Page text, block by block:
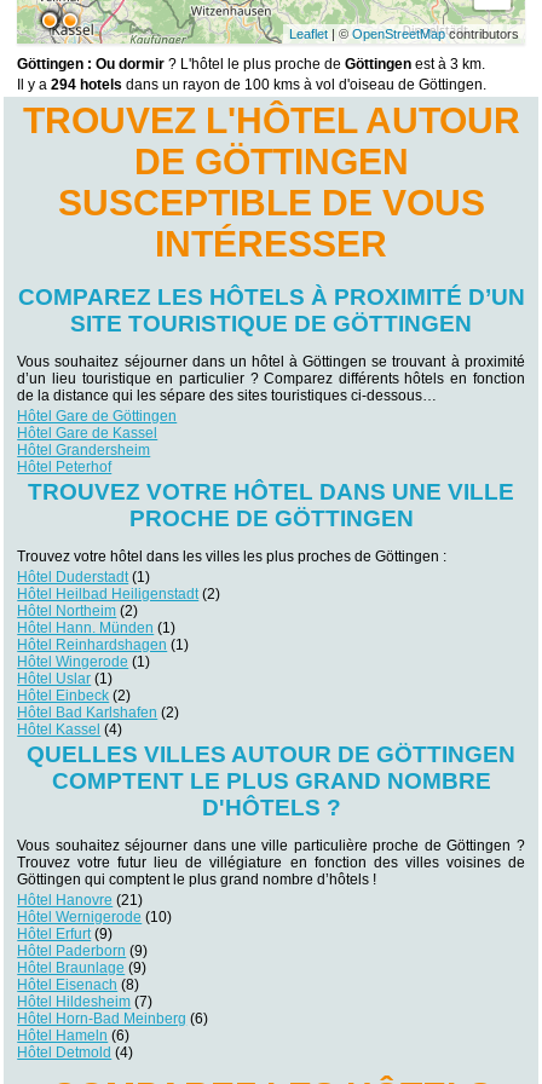
Leaflet| © OpenStreetMapcontributors
Göttingen : Ou dormir ? L'hôtel le plus proche deGöttingen est à 3 km.
Il y a294 hotels dans un rayon de 100 kms à vol d'oiseau de Göttingen.
TROUVEZ L'HÔTEL AUTOUR
DE GÖTTINGEN
SUSCEPTIBLE DE VOUS
INTÉRESSER
COMPAREZ LES HÔTELS À PROXIMITÉ D’UN
SITE TOURISTIQUE DE GÖTTINGEN
Vous souhaitez séjourner dans un hôtel à Göttingen se trouvant à proximité
d’un lieu touristique en particulier ? Comparez différents hôtels en fonction
de la distance qui les sépare des sites touristiques ci-dessous…
Hôtel Gare de Göttingen
Hôtel Gare de Kassel
Hôtel Grandersheim
Hôtel Peterhof
TROUVEZ VOTRE HÔTEL DANS UNE VILLE
PROCHE DE GÖTTINGEN
Trouvez votre hôtel dans les villes les plus proches de Göttingen :
Hôtel Duderstadt(1)
Hôtel Heilbad Heiligenstadt(2)
Hôtel Northeim (2)
Hôtel Hann. Münden (1)
Hôtel Reinhardshagen (1)
Hôtel Wingerode (1)
Hôtel Uslar (1)
Hôtel Einbeck (2)
Hôtel Bad Karlshafen (2)
Hôtel Kassel (4)
QUELLES VILLES AUTOUR DE GÖTTINGEN
COMPTENT LE PLUS GRAND NOMBRE
D'HÔTELS ?
Vous souhaitez séjourner dans une ville particulière proche de Göttingen ?
Trouvez votre futur lieu de villégiature en fonction des villes voisines de
Göttingen qui comptent le plus grand nombre d’hôtels !
Hôtel Hanovre (21)
Hôtel Wernigerode (10)
Hôtel Erfurt(9)
Hôtel Paderborn (9)
Hôtel Braunlage (9)
Hôtel Eisenach (8)
Hôtel Hildesheim (7)
Hôtel Horn-Bad Meinberg (6)
Hôtel Hameln (6)
Hôtel Detmold (4)